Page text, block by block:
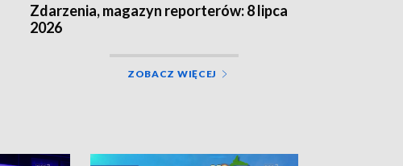
Zdarzenia, magazyn reporterów: 8 lipca
2026
ZOBACZ WIĘCEJ